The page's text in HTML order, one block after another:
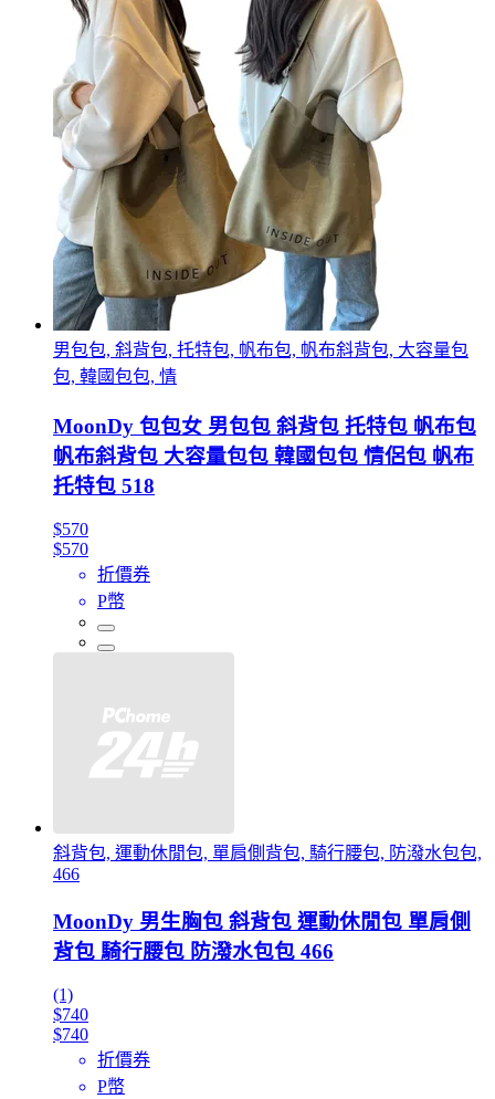
男包包, 斜背包, 托特包, 帆布包, 帆布斜背包, 大容量包
包, 韓國包包, 情
MoonDy 包包女 男包包 斜背包 托特包 帆布包
帆布斜背包 大容量包包 韓國包包 情侶包 帆布
托特包 518
$570
$570
折價券
P幣
斜背包, 運動休閒包, 單肩側背包, 騎行腰包, 防潑水包包,
466
MoonDy 男生胸包 斜背包 運動休閒包 單肩側
背包 騎行腰包 防潑水包包 466
(1)
$740
$740
折價券
P幣